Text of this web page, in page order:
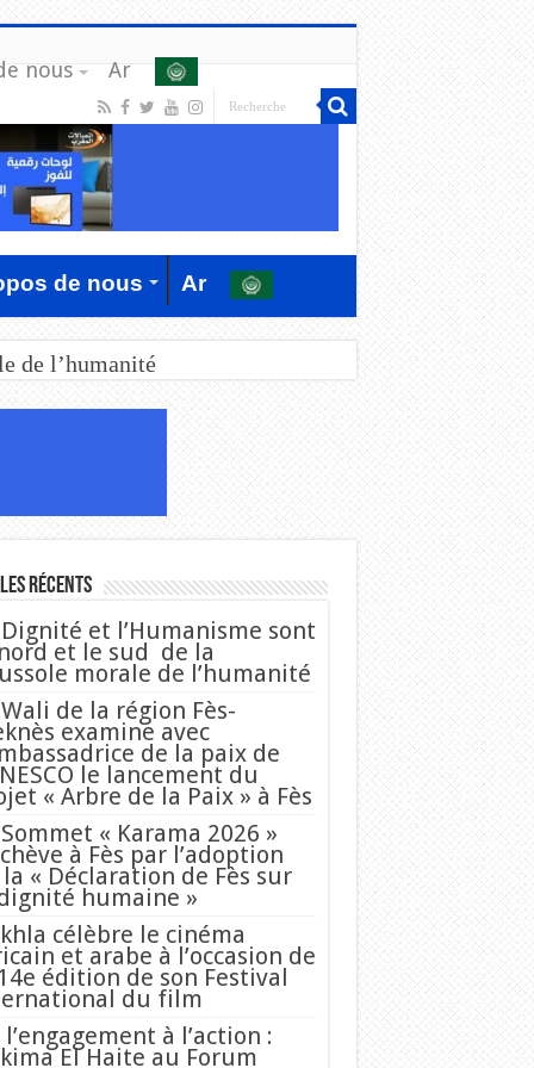
nous Ar
de nous Ar
de l’humanité
Récents
Dignité et l’Humanisme sont
et le sud de la
morale de l’humanité
Wali de la région Fès-
examine avec
de la paix de
le lancement du
« Arbre de la Paix » à Fès
« Karama 2026 »
à Fès par l’adoption
« Déclaration de Fès sur
humaine »
célèbre le cinéma
et arabe à l’occasion de
édition de son Festival
du film
l’engagement à l’action :
El Haite au Forum